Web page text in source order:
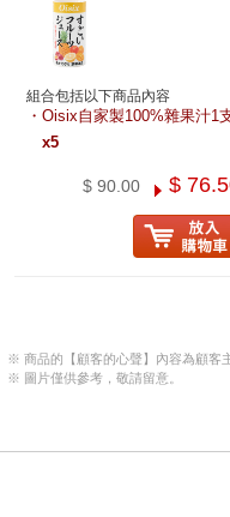
組合包括以下商品內容
Oisix自家製100%雜果汁1
x5
$ 90.00 $
商品的【顧客的心聲】內容為顧客
圖片僅供參考，敬請留意。